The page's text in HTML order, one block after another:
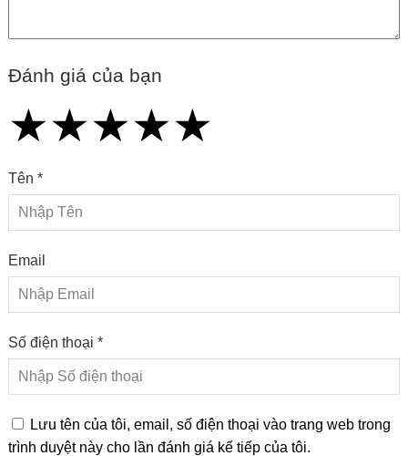
Đánh giá của bạn
★
★★
★★★
★★★★
★★★★★
Tên *
Email
Số điện thoại *
Lưu tên của tôi, email, số điện thoại vào trang web trong
trình duyệt này cho lần đánh giá kế tiếp của tôi.